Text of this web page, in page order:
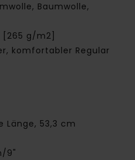
Baumwolle,
g/m2]
komfortabler Regular
Länge, 53,3 cm
9"